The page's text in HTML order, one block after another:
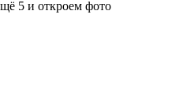
5 и откроем фото